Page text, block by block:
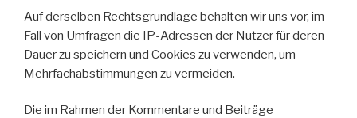
Auf derselben Rechtsgrundlage behalten wir uns vor, im
Fall von Umfragen die IP-Adressen der Nutzer für deren
Dauer zu speichern und Cookies zu verwenden, um
Mehrfachabstimmungen zu vermeiden.
Die im Rahmen der Kommentare und Beiträge